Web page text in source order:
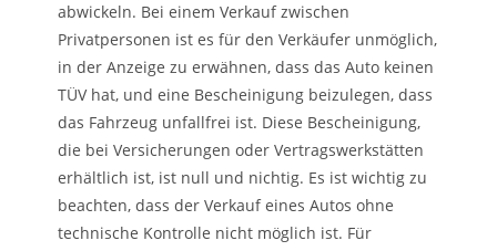
abwickeln. Bei einem Verkauf zwischen
Privatpersonen ist es für den Verkäufer unmöglich,
in der Anzeige zu erwähnen, dass das Auto keinen
TÜV hat, und eine Bescheinigung beizulegen, dass
das Fahrzeug unfallfrei ist. Diese Bescheinigung,
die bei Versicherungen oder Vertragswerkstätten
erhältlich ist, ist null und nichtig. Es ist wichtig zu
beachten, dass der Verkauf eines Autos ohne
technische Kontrolle nicht möglich ist. Für